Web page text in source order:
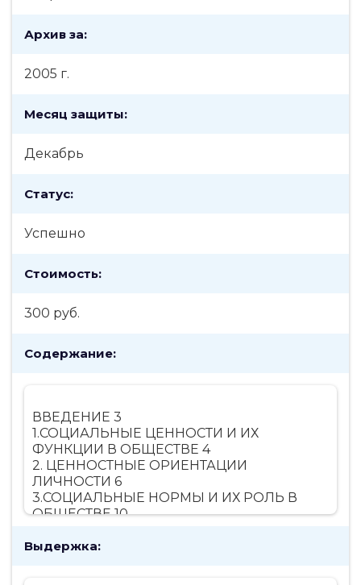
Архив за:
2005 г.
Месяц защиты:
Декабрь
Статус:
Успешно
Стоимость:
300 руб.
Содержание:
ВВЕДЕНИЕ 3
1.СОЦИАЛЬНЫЕ ЦЕННОСТИ И ИХ
ФУНКЦИИ В ОБЩЕСТВЕ 4
2. ЦЕННОСТНЫЕ ОРИЕНТАЦИИ
ЛИЧНОСТИ 6
3.СОЦИАЛЬНЫЕ НОРМЫ И ИХ РОЛЬ В
ОБЩЕСТВЕ 10
СПИСОК ЛИТЕРАТУРЫ: 15
Выдержка: